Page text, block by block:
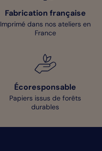
Fabrication française
Imprimé dans nos ateliers en
France
Écoresponsable
Papiers issus de forêts
durables